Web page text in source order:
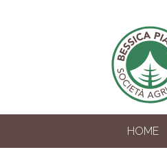
HOME